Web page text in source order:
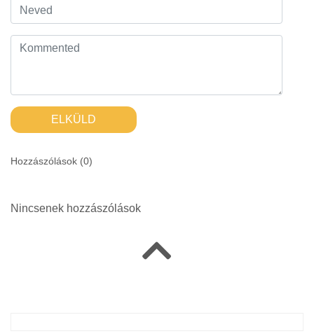
ELKÜLD
Hozzászólások (0)
Nincsenek hozzászólások